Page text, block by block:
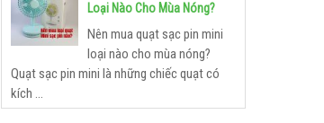
Loại Nào Cho Mùa Nóng?
Nên mua quạt sạc pin mini
loại nào cho mùa nóng?
Quạt sạc pin mini là những chiếc quạt có
kích ...